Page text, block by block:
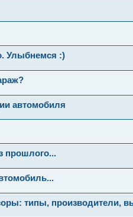
Улыбнемся :)
автомобиля
прошлого...
типы, производители,